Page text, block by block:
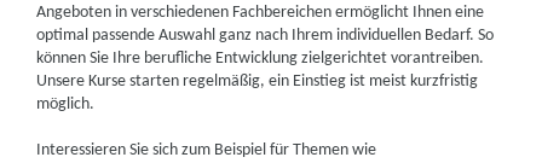
Angeboten in verschiedenen Fachbereichen ermöglicht Ihnen eine
optimal passende Auswahl ganz nach Ihrem individuellen Bedarf. So
können Sie Ihre berufliche Entwicklung zielgerichtet vorantreiben.
Unsere Kurse starten regelmäßig, ein Einstieg ist meist kurzfristig
möglich.
Interessieren Sie sich zum Beispiel für Themen wie